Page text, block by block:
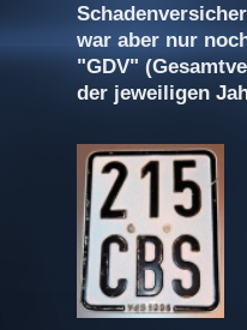
war aber nur
"GDV"
der jeweiligen